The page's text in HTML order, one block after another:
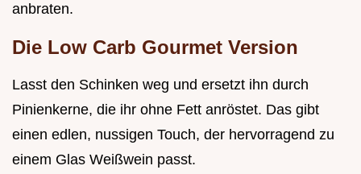
anbraten.
Die Low Carb Gourmet Version
Lasst den Schinken weg und ersetzt ihn durch
Pinienkerne, die ihr ohne Fett anröstet. Das gibt
einen edlen, nussigen Touch, der hervorragend zu
einem Glas Weißwein passt.